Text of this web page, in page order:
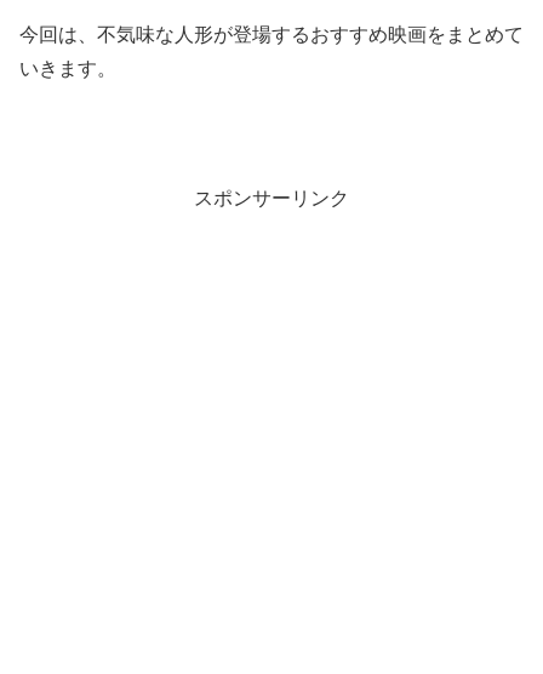
今回は、不気味な人形が登場するおすすめ映画をまとめて
いきます。
スポンサーリンク